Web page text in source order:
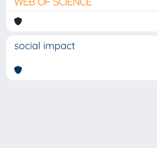
social impact